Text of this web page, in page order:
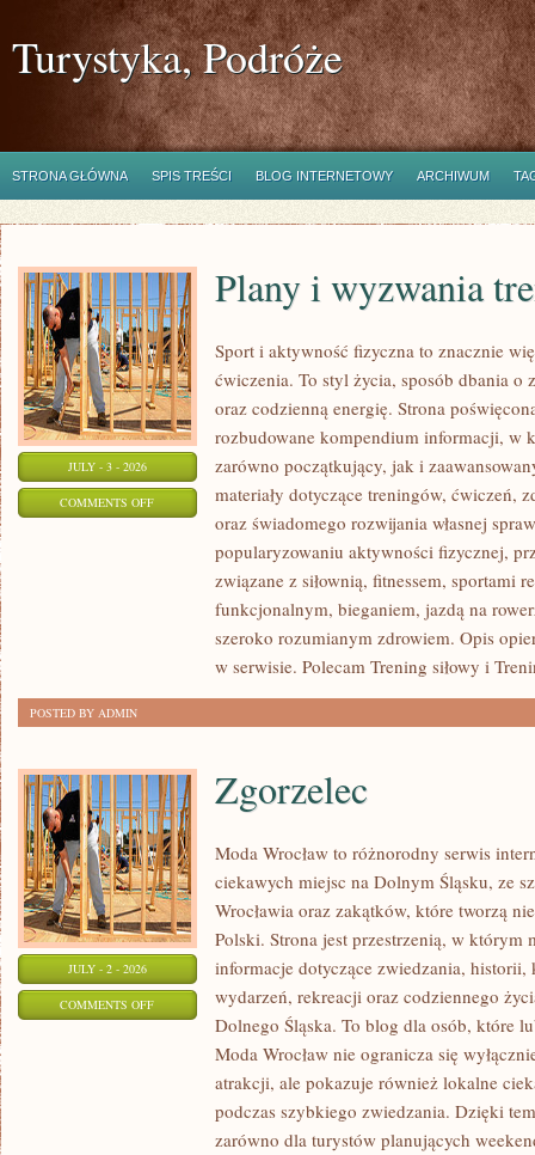
Turystyka, Podróże
STRONA GŁÓWNA SPIS TREŚCI BLOG INTERNETOWY ARCHIWUM
JULY - 3 - 2026
COMMENTS OFFON
WYZWANIA
TRENINGOWE
Plany i wyzwania
Sport i aktywność fizyczna to znacznie
ćwiczenia. To styl życia, sposób dbania o
oraz codzienną energię. Strona
rozbudowane kompendium informacji, w
zarówno początkujący, jak i
materiały dotyczące treningów, ćwiczeń,
oraz świadomego rozwijania własnej
popularyzowaniu aktywności fizycznej,
związane z siłownią, fitnessem, sportami
funkcjonalnym, bieganiem, jazdą na
szeroko rozumianym zdrowiem. Opis
w serwisie. Polecam Trening siłowy i
POSTED BY ADMIN
JULY - 2 - 2026
COMMENTS OFFON
ZGORZELEC
Zgorzelec
Moda Wrocław to różnorodny serwis
ciekawych miejsc na Dolnym Śląsku, ze
Wrocławia oraz zakątków, które tworzą
Polski. Strona jest przestrzenią, w którym
informacje dotyczące zwiedzania,
wydarzeń, rekreacji oraz codziennego
Dolnego Śląska. To blog dla osób, które
Moda Wrocław nie ogranicza się
atrakcji, ale pokazuje również lokalne
podczas szybkiego zwiedzania. Dzięki
zarówno dla turystów planujących